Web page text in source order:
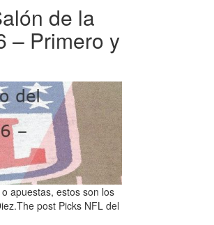
de la
– Primero y
apuestas, estos son los
post Picks NFL del